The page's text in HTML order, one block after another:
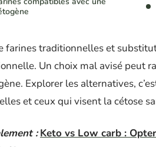
farines traditionnelles et
Un choix mal avisé peut
Explorer les alternatives,
et ceux qui visent la cétose
: Keto vs Low carb :